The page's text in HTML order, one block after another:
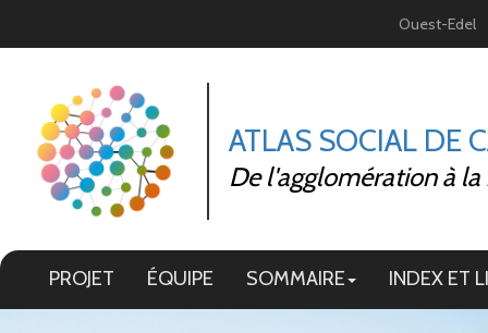
Ouest-Edel
ATLAS SOCIAL DE
De l'agglomération à
PROJET ÉQUIPE SOMMAIRE INDEX ET